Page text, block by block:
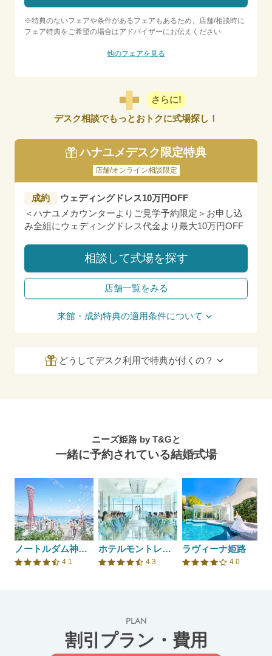
※特典のないフェアや条件があるフェアもあるため、店舗/相談時に
フェア特典をご希望の場合はアドバイザーにお伝えください
他のフェアを見る
さらに!
デスク相談でもっとおトクに式場探し！
ハナユメデスク限定特典
店舗/オンライン相談限定
成約
ウェディングドレス10万円OFF
＜ハナユメカウンターよりご見学予約限定＞お申し込
み全組にウェディングドレス代金より最大10万円OFF
相談して式場を探す
店舗一覧をみる
来館・成約特典の適用条件について
どうしてデスク利用で特典が付くの？
ニーズ姫路 by T&Gと
一緒に予約されている結婚式場
ノートルダム神戸/FIVESTAR WEDDING
口コミ評価
4.1
ホテルモントレ姫路
口コミ評価
4.3
ラヴィーナ姫路
口コミ評価
4.0
PLAN
割引プラン・費用